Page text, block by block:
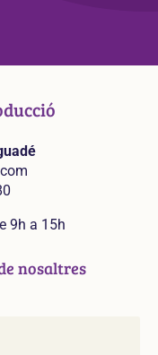
9h a 15h
nosaltres